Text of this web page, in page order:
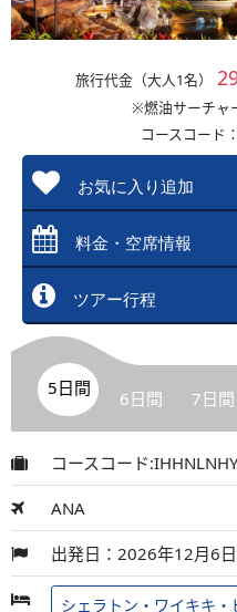
旅行代金（大人1名）
※燃油サーチャ
コースコード
お気に入り追加
料金・空席情報
ツアー行程
5日間 6日間 7日間
コースコード
ANA
出発日：2026年12月6
シェラトン・ワイキキ・